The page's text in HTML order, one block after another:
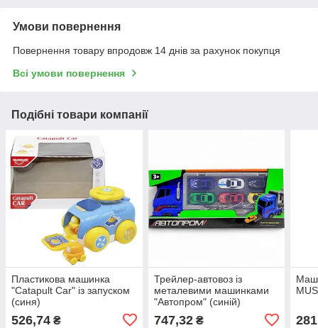
Умови повернення
Повернення товару впродовж 14 днів за рахунок покупця
Всі умови повернення
Подібні товари компанії
Пластикова машинка
"Catapult Car" із запуском
(синя)
526,74 ₴
Трейлер-автовоз із
металевими машинками
"Автопром" (синій)
747,32₴